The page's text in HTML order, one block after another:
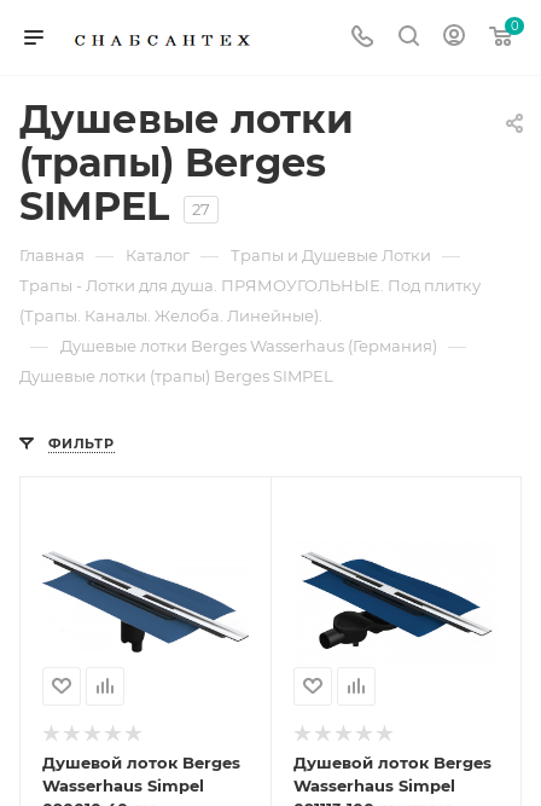
0
Душевые лотки
(трапы) Berges
SIMPEL
27
Главная — Каталог — Трапы и Душевые Лотки —
Трапы - Лотки для душа. ПРЯМОУГОЛЬНЫЕ. Под плитку
(Трапы. Каналы. Желоба. Линейные).
— Душевые лотки Berges Wasserhaus (Германия) —
Душевые лотки (трапы) Berges SIMPEL
ФИЛЬТР
Душевой лоток Berges
Wasserhaus Simpel
Душевой лоток Berges
Wasserhaus Simpel